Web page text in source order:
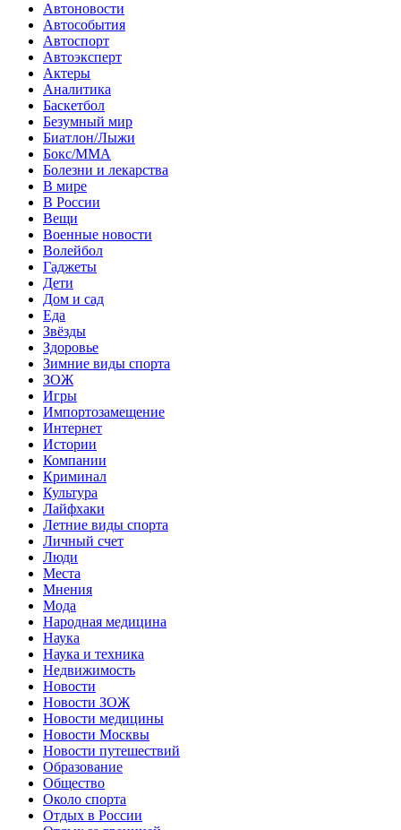
Автоновости
Автособытия
Автоспорт
Автоэксперт
Актеры
Аналитика
Баскетбол
Безумный мир
Биатлон/Лыжи
Бокс/MMA
Болезни и лекарства
В мире
В России
Вещи
Военные новости
Волейбол
Гаджеты
Дети
Дом и сад
Еда
Звёзды
Здоровье
Зимние виды спорта
ЗОЖ
Игры
Импортозамещение
Интернет
Истории
Компании
Криминал
Культура
Лайфхаки
Летние виды спорта
Личный счет
Люди
Места
Мнения
Мода
Народная медицина
Наука
Наука и техника
Недвижимость
Новости
Новости ЗОЖ
Новости медицины
Новости Москвы
Новости путешествий
Образование
Общество
Около спорта
Отдых в России